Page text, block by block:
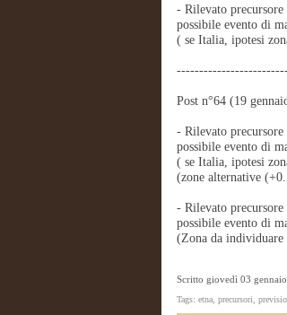
- Rilevato
possibile evento di
( se Italia, ipotesi
Post n°64 (19
- Rilevato
possibile evento di
( se Italia, ipotesi
(zone alternative
- Rilevato
possibile evento di
(Zona da
Scritto giovedì 03
Tags: etna, precursori,